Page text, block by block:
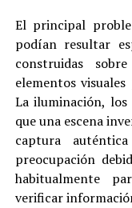
El principal
podían resultar
construidas
elementos
La iluminación,
que una escena
captura
preocupación
habitualmente
verificar